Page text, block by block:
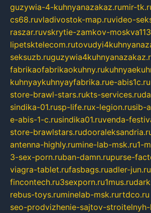
guzywia-4-kuhnyanazakaz.rumir-
cs68.ruvladivostok-map.ruvideo-
raszar.ruvskrytie-zamkov-
lipetsktelecom.ru
seksuzb.ru
fabrikaofabrikaokuhny.ru
kuhnyaykuhnyayfabrika.rue-abis1c.ru
store-brawl-stars.rukts-services.ru
sindika-01.rusp-life.rux-legion.rusib-
e-abis-1-c.rusindika01.ruvenda-
store-brawlstars.ru
antenna-highly.rumine-lab-msk.ru1-
3-sex-porn.ruban-damn.rupurse-
viagra-tablet.rufasbags.ruadler-jun.ru
fincontech.ru3sexporn.ru1mus.ru
rebus-toys.ruminelab-msk.rurtdco.ru
seo-prodvizhenie-sajtov-